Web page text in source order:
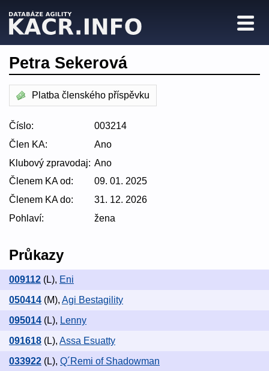
Petra Sekerová
Platba členského příspěvku
Číslo:
003214
Člen KA:
Ano
Klubový zpravodaj: Ano
Členem KA od:
09. 01. 2025
Členem KA do:
31. 12. 2026
Pohlaví:
žena
Průkazy
009112 (L), Eni
050414 (M), Agi Bestagility
095014 (L), Lenny
091618 (L), Assa Esuatty
033922 (L), Q´Remi of Shadowman